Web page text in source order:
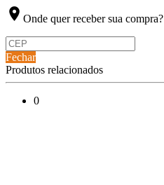
location_on Onde quer receber sua compra?
Fechar
Produtos relacionados
0